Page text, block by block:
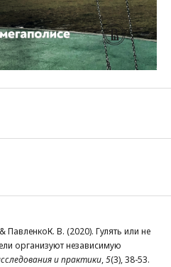
В. (2020). Гулять или не
организуют независимую
и практики,5(3), 38-53.